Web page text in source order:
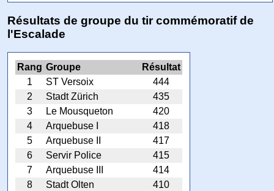
Résultats de groupe du tir commémoratif de
l'Escalade
Rang Groupe
Résultat
1
ST Versoix
444
2
Stadt Zürich
435
3
Le Mousqueton
420
4
Arquebuse I
418
5
Arquebuse II
417
6
Servir Police
415
7
Arquebuse III
414
8
Stadt Olten
410